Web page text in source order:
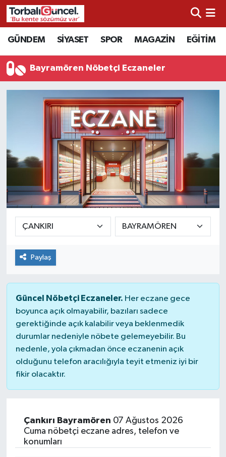
GÜNDEM SİYASET SPOR MAGAZİN EĞİTİM
Bayramören Nöbetçi Eczaneler
Paylaş
Güncel Nöbetçi Eczaneler. Her eczane gece
boyunca açık olmayabilir, bazıları sadece
gerektiğinde açık kalabilir veya beklenmedik
durumlar nedeniyle nöbete gelemeyebilir. Bu
nedenle, yola çıkmadan önce eczanenin açık
olduğunu telefon aracılığıyla teyit etmeniz iyi bir
fikir olacaktır.
Çankırı Bayramören 07 Ağustos 2026
Cuma nöbetçi eczane adres, telefon ve
konumları
İzmir Nöbetçi Eczaneler
İzmir Hava Durumu
İzmir Namaz Vakitleri
İzmir Trafik Yoğunluk Haritası
Süper Lig Puan Durumu ve Fikstür
Tüm Manşetler
Son Dakika Haberleri
Haber Arşivi